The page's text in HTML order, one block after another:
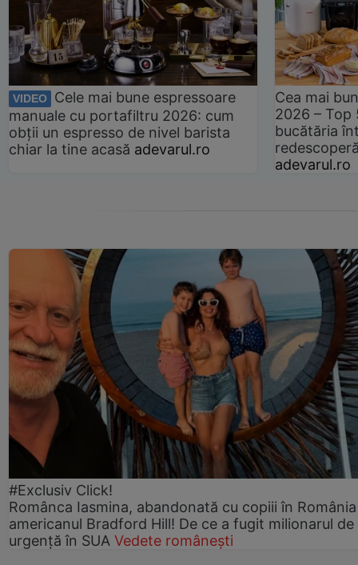
VIDEO
Cele mai bune espressoare
manuale cu portafiltru 2026: cum
obții un espresso de nivel barista
chiar la tine acasă adevarul.ro
Cea mai
2026 –
bucătăria
adevarul.ro
#Exclusiv Click!
Românca Iasmina, abandonată cu copiii în
americanul Bradford Hill! De ce a fugit milionarul de
urgență în SUA Vedete românești